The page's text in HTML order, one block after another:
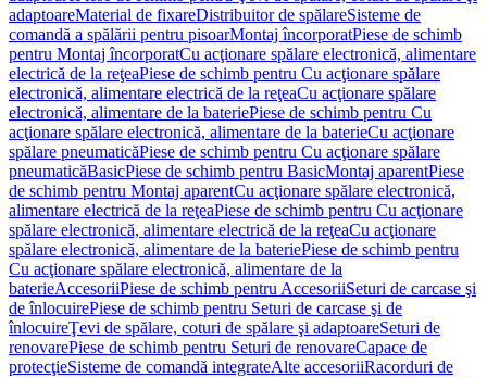
adaptoareMaterial de fixareDistribuitor de spălareSisteme de
comandă a spălării pentru pisoarMontaj încorporatPiese de schimb
pentru Montaj încorporatCu acţionare spălare electronică, alimentare
electrică de la reţeaPiese de schimb pentru Cu acţionare spălare
electronică, alimentare electrică de la reţeaCu acţionare spălare
electronică, alimentare de la bateriePiese de schimb pentru Cu
acţionare spălare electronică, alimentare de la baterieCu acţionare
spălare pneumaticăPiese de schimb pentru Cu acţionare spălare
pneumaticăBasicPiese de schimb pentru BasicMontaj aparentPiese
de schimb pentru Montaj aparentCu acţionare spălare electronică,
alimentare electrică de la reţeaPiese de schimb pentru Cu acţionare
spălare electronică, alimentare electrică de la reţeaCu acţionare
spălare electronică, alimentare de la bateriePiese de schimb pentru
Cu acţionare spălare electronică, alimentare de la
baterieAccesoriiPiese de schimb pentru AccesoriiSeturi de carcase şi
de înlocuirePiese de schimb pentru Seturi de carcase şi de
înlocuireŢevi de spălare, coturi de spălare şi adaptoareSeturi de
renovarePiese de schimb pentru Seturi de renovareCapace de
protecţieSisteme de comandă integrateAlte accesoriiRacorduri de